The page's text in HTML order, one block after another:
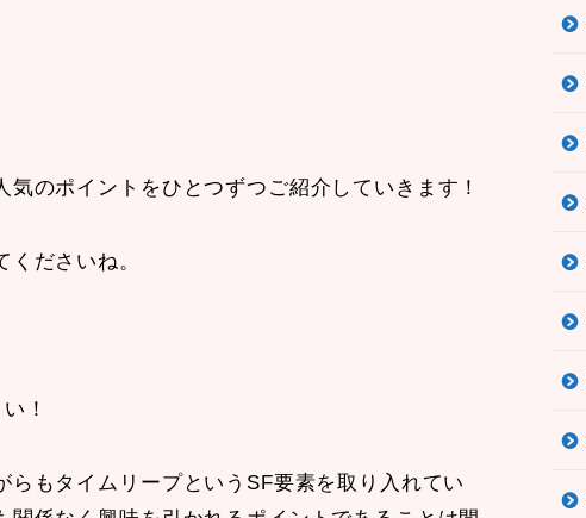
のポイントをひとつずつご紹介していきます！
ださいね。
！
もタイムリープというSF要素を取り入れてい